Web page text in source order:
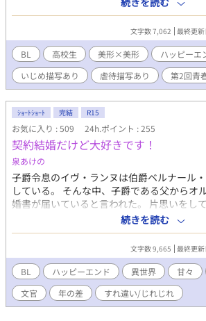
足しようとしていた蘭だったが、世明は蘭
ていき、スキンシップも激しくなっていっ
ちが募る中、“中学時代の失敗”が蘭にまた
王子様だけど自己肯定感低い攻め×美貌のポ
が結ばれるまでの話。 ※注意事項 ・いじめ
家庭内の虐待描写あり
文字数 7,062 最終更
BL 高校生 美形×美形
ハッピーエ
いじめ描写あり
虐待描写あり 第2回青
ｼｮｰﾄｼｮｰﾄ 完結 R15
お気に入り : 509 24h.ポイント : 255
契約結婚だけど大好きです！
泉あけの
子爵令息のイヴ・ランヌは伯爵ベルナール
している。 そんな中、子爵である父からオ
婚書が届いていると言われた。 片思いをし
ルナール様が求婚をしてくれたと大喜び。
の利害が一致した契約結婚だった。 イヴは
ール様に迷惑がかからないようにと距離を
...... 「俺と一緒に散歩に行かないか、綺麗
るんだ」 彼はそう言って僕に手を差し伸べ
せん。僕はこれから用事があるので」 本当
を取ってしまいたい。でも我慢しなくちゃ。
くては。 この結婚は契約だ。僕がどんな
続きを読む
文字数 9,665 最終更
BL ハッピーエンド 異世界 甘々
文官
年の差 すれ違い/じれじれ